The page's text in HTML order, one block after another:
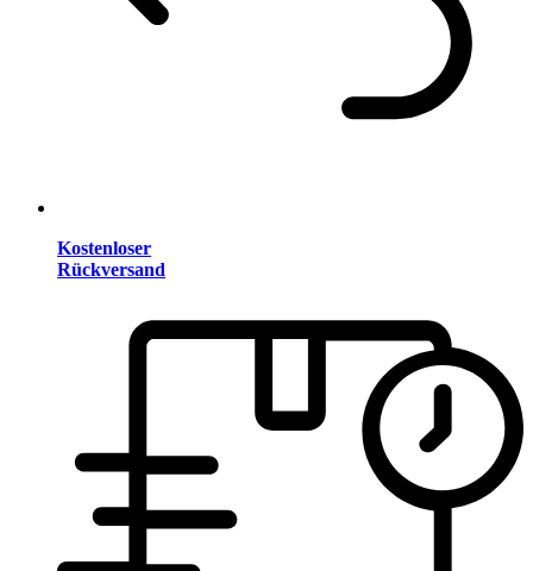
Kostenloser
Rückversand